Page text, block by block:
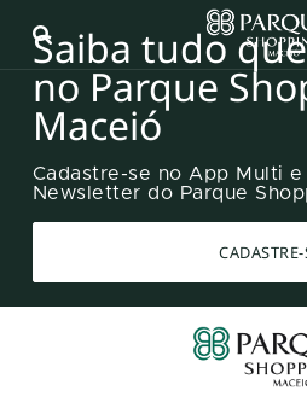
Saiba tudo
no Parque
Maceió
Cadastre-se no App Multi
Newsletter do Parque
CADASTRE-